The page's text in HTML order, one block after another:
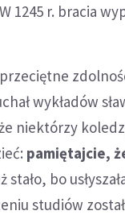
1245 r. bracia
wykładów
niektórzy
pamiętajcie,
stało, bo
studiów